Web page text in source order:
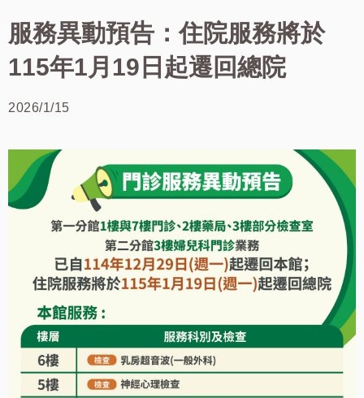
服務異動預告：住院服務將於
115年1月19日起遷回總院
2026/1/15